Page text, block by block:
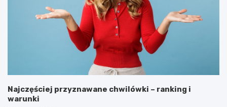
Najczęściej przyznawane chwilówki – ranking i
warunki